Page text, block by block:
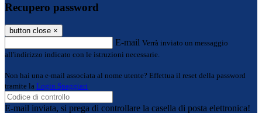
Recupero password
button close ×
E-mail Verrà inviato un messaggio
all'indirizzo indicato con le istruzioni necessarie.
Non hai una e-mail associata al nome utente? Effettua il reset della password
tramite la Login Spaggiari
E-mail inviata, si prega di controllare la casella di posta elettronica!